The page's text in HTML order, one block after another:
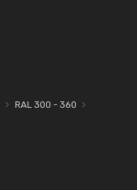
RAL 300 - 360